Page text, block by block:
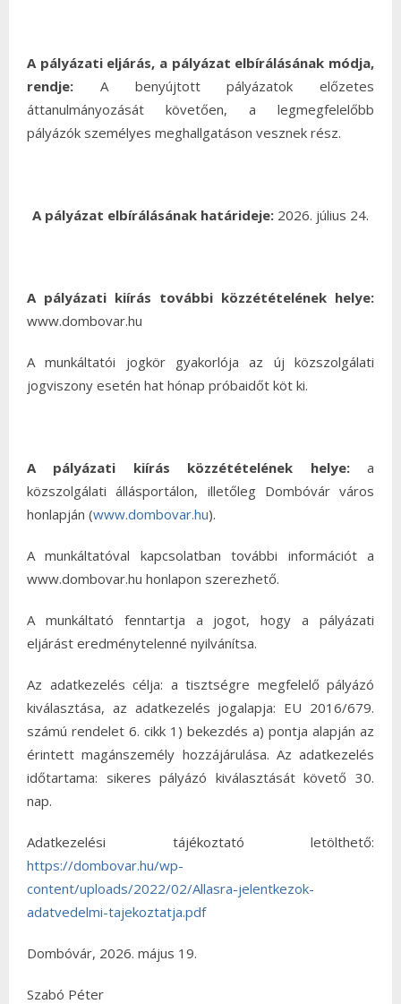
A pályázati eljárás, a pályázat elbírálásának módja,
rendje: A benyújtott pályázatok előzetes
áttanulmányozását követően, a legmegfelelőbb
pályázók személyes meghallgatáson vesznek rész.
A pályázat elbírálásának határideje: 2026. július 24.
A pályázati kiírás további közzétételének helye:
www.dombovar.hu
A munkáltatói jogkör gyakorlója az új közszolgálati
jogviszony esetén hat hónap próbaidőt köt ki.
A pályázati kiírás közzétételének helye:a
közszolgálati állásportálon, illetőleg Dombóvár város
honlapján (www.dombovar.hu).
A munkáltatóval kapcsolatban további információt a
www.dombovar.hu honlapon szerezhető.
A munkáltató fenntartja a jogot, hogy a pályázati
eljárást eredménytelenné nyilvánítsa.
Az adatkezelés célja: a tisztségre megfelelő pályázó
kiválasztása, az adatkezelés jogalapja: EU 2016/679.
számú rendelet 6. cikk 1) bekezdés a) pontja alapján az
érintett magánszemély hozzájárulása. Az adatkezelés
időtartama: sikeres pályázó kiválasztását követő 30.
nap.
Adatkezelési tájékoztató letölthető:
https://dombovar.hu/wp-
content/uploads/2022/02/Allasra-jelentkezok-
adatvedelmi-tajekoztatja.pdf
Dombóvár, 2026. május 19.
Szabó Péter